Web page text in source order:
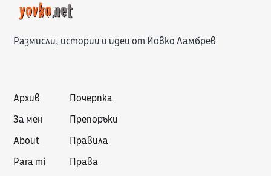
Размисли, истории и идеи от Йовко Ламбрев
Архив
За мен
About
Para mí
Почерпка
Препоръки
Правила
Права